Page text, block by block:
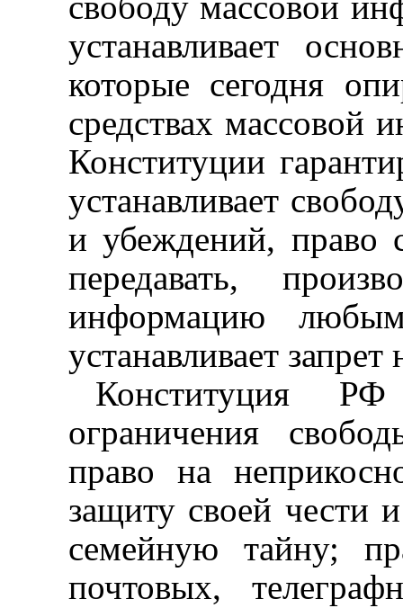
устанавливает
которые сегодня
средствах массовой
Конституции
устанавливает
и убеждений, право
передавать,
информацию
устанавливает запрет
Конституция РФ
ограничения
право на
защиту своей чести
семейную тайну;
почтовых,